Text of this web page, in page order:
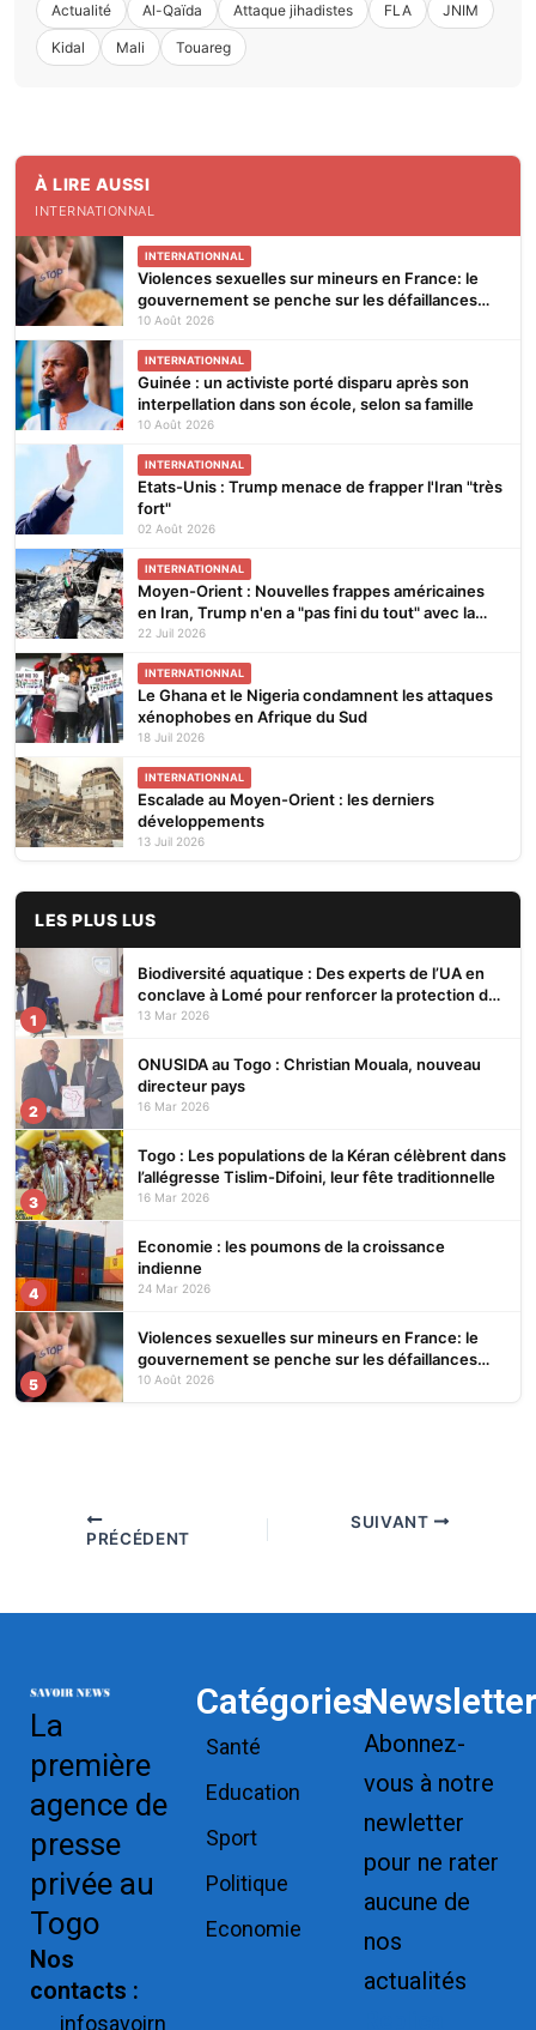
Actualité Al-Qaïda Attaque jihadistes FLA JNIM
Kidal Mali Touareg
À LIRE AUSSI
INTERNATIONNAL
INTERNATIONNAL
Violences sexuelles sur mineurs en France: le
gouvernement se penche sur les défaillances
des enquêtes
10 Août 2026
INTERNATIONNAL
Guinée : un activiste porté disparu après son
interpellation dans son école, selon sa famille
10 Août 2026
INTERNATIONNAL
Etats-Unis : Trump menace de frapper l'Iran "très
fort"
02 Août 2026
INTERNATIONNAL
Moyen-Orient : Nouvelles frappes américaines
en Iran, Trump n'en a "pas fini du tout" avec la
guerre
22 Juil 2026
INTERNATIONNAL
Le Ghana et le Nigeria condamnent les attaques
xénophobes en Afrique du Sud
18 Juil 2026
INTERNATIONNAL
Escalade au Moyen-Orient : les derniers
développements
13 Juil 2026
LES PLUS LUS
1
Biodiversité aquatique : Des experts de l’UA en
conclave à Lomé pour renforcer la protection des
écosystèmes
13 Mar 2026
2
ONUSIDA au Togo : Christian Mouala, nouveau
directeur pays
16 Mar 2026
3
Togo : Les populations de la Kéran célèbrent dans
l’allégresse Tislim-Difoini, leur fête traditionnelle
16 Mar 2026
4
Economie : les poumons de la croissance
indienne
24 Mar 2026
5
Violences sexuelles sur mineurs en France: le
gouvernement se penche sur les défaillances
des enquêtes
10 Août 2026
PRÉCÉDENT
SUIVANT
La
première
agence de
presse
privée au
Togo
Nos
contacts :
infosavoirn
Catégories
Santé
Education
Sport
Politique
Economie
Newsletter
Abonnez-
vous à notre
newletter
pour ne rater
aucune de
nos
actualités